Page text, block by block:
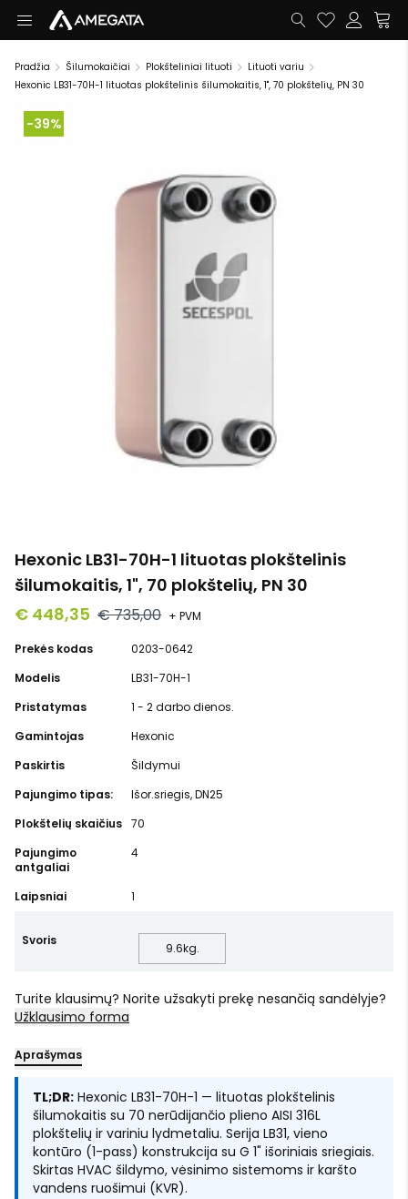
Pradžia Šilumokaičiai Plokšteliniai lituoti
Lituoti variu
Hexonic LB31-70H-1 lituotas plokštelinis šilumokaitis, 1", 70 plokštelių, PN 30
-39%
Hexonic LB31-70H-1 lituotas plokštelinis
šilumokaitis, 1", 70 plokštelių, PN 30
€ 448,35 € 735,00 + PVM
Prekės kodas
0203-0642
Modelis
LB31-70H-1
Pristatymas
1 - 2 darbo dienos.
Gamintojas
Hexonic
Paskirtis
Šildymui
Pajungimo tipas:
Išor.sriegis, DN25
Plokštelių skaičius 70
Pajungimo
antgaliai
4
Laipsniai 1
Svoris
9.6kg.
Turite klausimų? Norite užsakyti prekę nesančią sandėlyje?
Užklausimo forma
Aprašymas
TL;DR: Hexonic LB31-70H-1 — lituotas plokštelinis
šilumokaitis su 70 nerūdijančio plieno AISI 316L
plokštelių ir variniu lydmetaliu. Serija LB31, vieno
kontūro (1-pass) konstrukcija su G 1" išoriniais sriegiais.
Skirtas HVAC šildymo, vėsinimo sistemoms ir karšto
vandens ruošimui (KVR).